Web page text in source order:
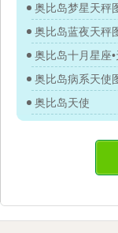
奥比岛梦星天秤
奥比岛蓝夜天秤
奥比岛十月星座
奥比岛病系天使
奥比岛天使